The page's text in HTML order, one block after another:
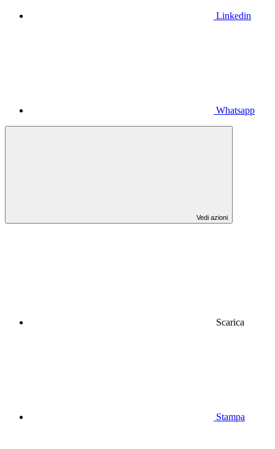
Linkedin
Whatsapp
Vedi azioni
Scarica
Stampa